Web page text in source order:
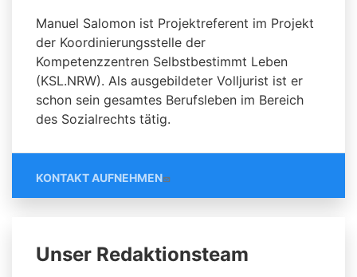
Manuel Salomon ist Projektreferent im Projekt
der Koordinierungsstelle der
Kompetenzzentren Selbstbestimmt Leben
(KSL.NRW). Als ausgebildeter Volljurist ist er
schon sein gesamtes Berufsleben im Bereich
des Sozialrechts tätig.
KONTAKT AUFNEHMEN
Unser Redaktionsteam